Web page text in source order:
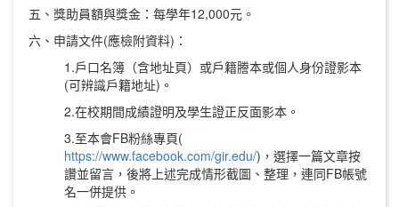
五、獎助員額與獎金：每學年12,000元。
六、申請文件(應檢附資料)：
1.戶口名簿（含地址頁）或戶籍謄本或個人身份證影本
(可辨識戶籍地址)。
2.在校期間成績證明及學生證正反面影本。
3.至本會FB粉絲專頁(
https://www.facebook.com/gir.edu/)，選擇一篇文章按
讚並留言，後將上述完成情形截圖、整理，連同FB帳號
名一併提供。